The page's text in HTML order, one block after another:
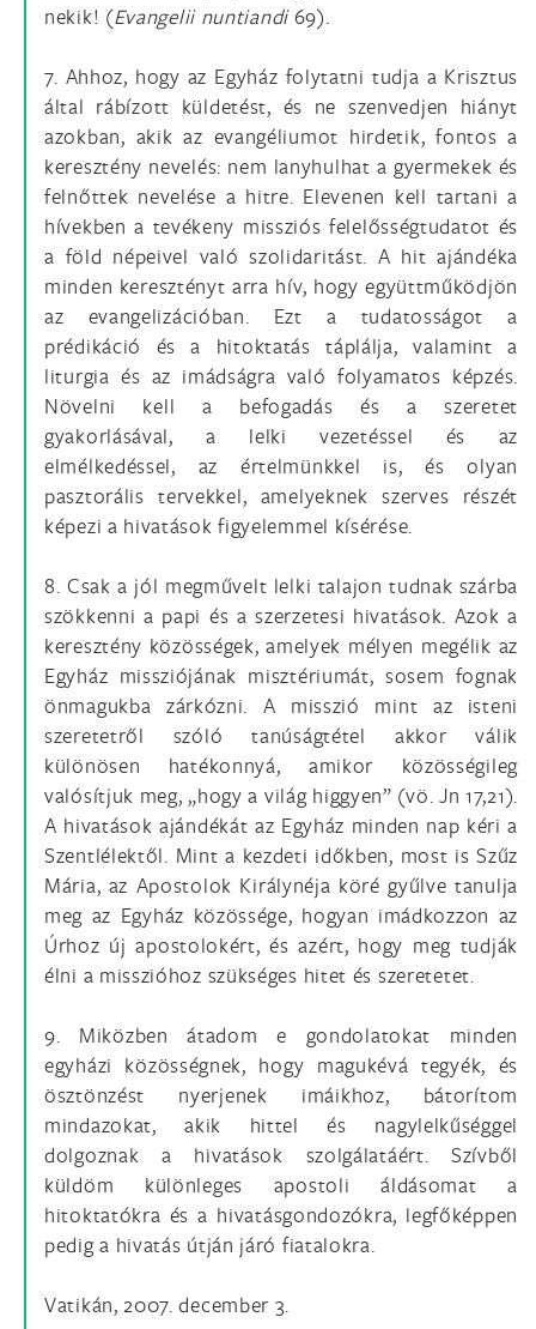
nekik! (Evangelii nuntiandi69).
7. Ahhoz, hogy az Egyház folytatni tudja a Krisztus
által rábízott küldetést, és ne szenvedjen hiányt
azokban, akik az evangéliumot hirdetik, fontos a
keresztény nevelés: nem lanyhulhat a gyermekek és
felnőttek nevelése a hitre. Elevenen kell tartani a
hívekben a tevékeny missziós felelősségtudatot és
a föld népeivel való szolidaritást. A hit ajándéka
minden keresztényt arra hív, hogy együttműködjön
az evangelizációban. Ezt a tudatosságot a
prédikáció és a hitoktatás táplálja, valamint a
liturgia és az imádságra való folyamatos képzés.
Növelni kell a befogadás és a szeretet
gyakorlásával, a lelki vezetéssel és az
elmélkedéssel, az értelmünkkel is, és olyan
pasztorális tervekkel, amelyeknek szerves részét
képezi a hivatások figyelemmel kísérése.
8. Csak a jól megművelt lelki talajon tudnak szárba
szökkenni a papi és a szerzetesi hivatások. Azok a
keresztény közösségek, amelyek mélyen megélik az
Egyház missziójának misztériumát, sosem fognak
önmagukba zárkózni. A misszió mint az isteni
szeretetről szóló tanúságtétel akkor válik
különösen hatékonnyá, amikor közösségileg
valósítjuk meg, „hogy a világ higgyen” (vö. Jn 17,21).
A hivatások ajándékát az Egyház minden nap kéri a
Szentlélektől. Mint a kezdeti időkben, most is Szűz
Mária, az Apostolok Királynéja köré gyűlve tanulja
meg az Egyház közössége, hogyan imádkozzon az
Úrhoz új apostolokért, és azért, hogy meg tudják
élni a misszióhoz szükséges hitet és szeretetet.
9. Miközben átadom e gondolatokat minden
egyházi közösségnek, hogy magukévá tegyék, és
ösztönzést nyerjenek imáikhoz, bátorítom
mindazokat, akik hittel és nagylelkűséggel
dolgoznak a hivatások szolgálatáért. Szívből
küldöm különleges apostoli áldásomat a
hitoktatókra és a hivatásgondozókra, legfőképpen
pedig a hivatás útján járó fiatalokra.
Vatikán, 2007. december 3.